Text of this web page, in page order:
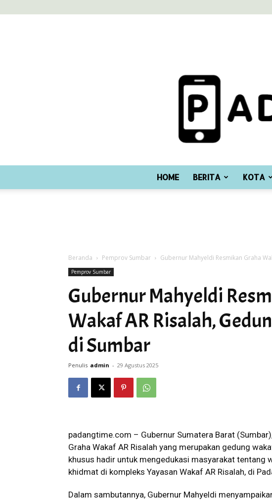
HOME BERITA KOTA
Beranda Pemprov Sumbar Gubernur Mahyeldi Resmikan Graha
Pemprov Sumbar
Gubernur Mahyeldi
Wakaf AR Risalah,
di Sumbar
Penulis admin - 29 Agustus 2025
padangtime.com – Gubernur Sumatera Barat
Graha Wakaf AR Risalah yang merupakan gedung
khusus hadir untuk mengedukasi masyarakat tentang
khidmat di kompleks Yayasan Wakaf AR Risalah, di
Dalam sambutannya, Gubernur Mahyeldi